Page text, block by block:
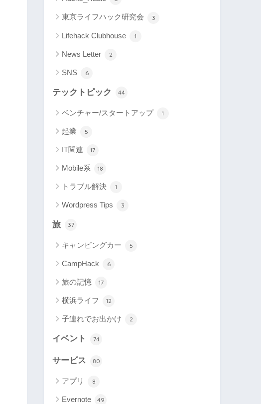
東京ライフハック研究会 3
Lifehack Clubhouse 1
News Letter 2
SNS 6
テックトピック 44
ベンチャー/スタートアップ 1
起業 5
IT関連 17
Mobile系 18
トラブル解決 1
Wordpress Tips 3
旅 37
キャンピングカー 5
CampHack 6
旅の記憶 17
横浜ライフ 12
子連れでお出かけ 2
イベント 74
サービス 80
アプリ 8
Evernote 49